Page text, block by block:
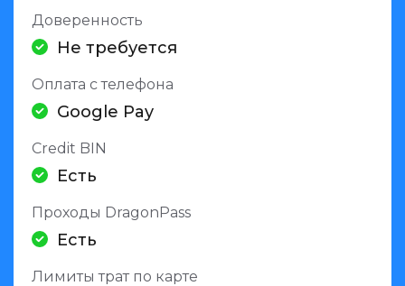
Доверенность
Не требуется
Оплата с телефона
Google Pay
Credit BIN
Есть
Проходы DragonPass
Есть
Лимиты трат по карте